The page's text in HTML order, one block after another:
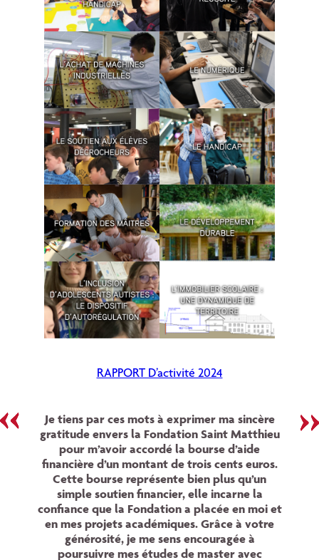
RAPPORT D’activité 2024
Je tiens par ces mots à exprimer ma sincère
gratitude envers la Fondation Saint Matthieu
pour m’avoir accordé la bourse d’aide
financière d’un montant de trois cents euros.
Cette bourse représente bien plus qu’un
simple soutien financier, elle incarne la
confiance que la Fondation a placée en moi et
en mes projets académiques. Grâce à votre
générosité, je me sens encouragée à
poursuivre mes études de master avec